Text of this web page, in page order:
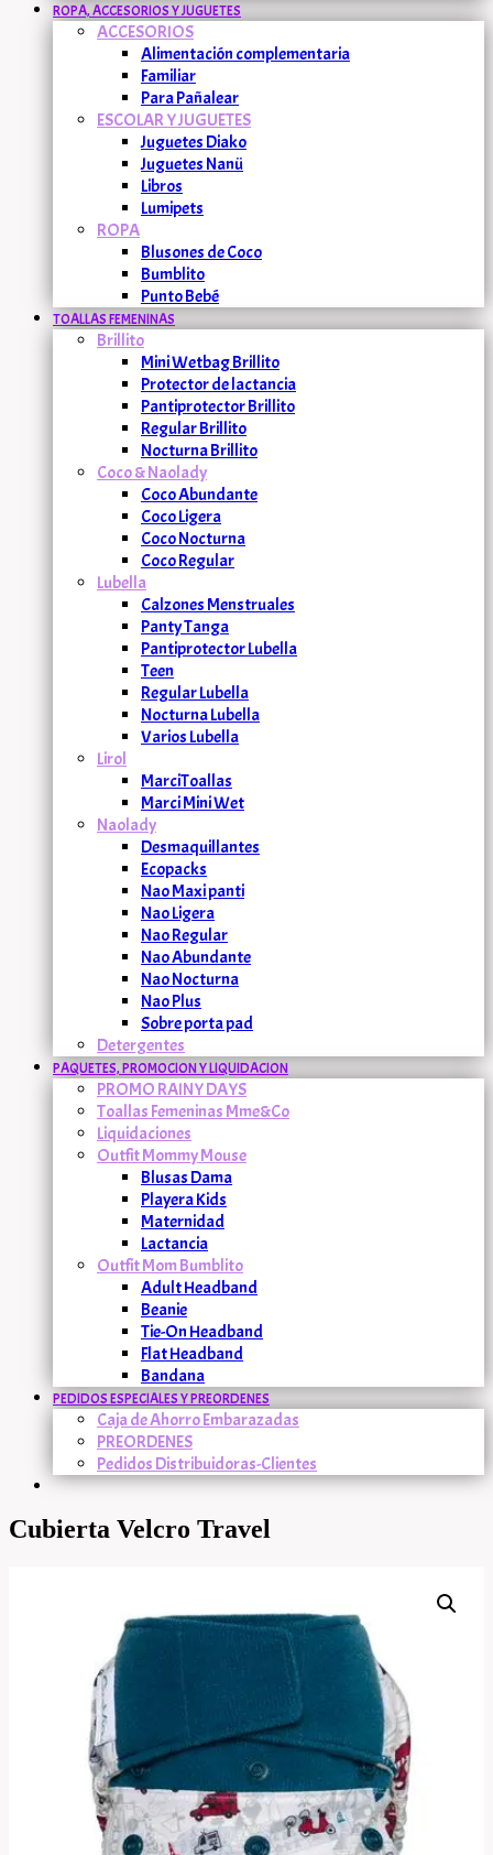
ROPA, ACCESORIOS Y JUGUETES
ACCESORIOS
Alimentación complementaria
Familiar
Para Pañalear
ESCOLAR Y JUGUETES
Juguetes Diako
Juguetes Nanü
Libros
Lumipets
ROPA
Blusones de Coco
Bumblito
Punto Bebé
TOALLAS FEMENINAS
Brillito
Mini Wetbag Brillito
Protector de lactancia
Pantiprotector Brillito
Regular Brillito
Nocturna Brillito
Coco & Naolady
Coco Abundante
Coco Ligera
Coco Nocturna
Coco Regular
Lubella
Calzones Menstruales
Panty Tanga
Pantiprotector Lubella
Teen
Regular Lubella
Nocturna Lubella
Varios Lubella
Lirol
MarciToallas
Marci Mini Wet
Naolady
Desmaquillantes
Ecopacks
Nao Maxi panti
Nao Ligera
Nao Regular
Nao Abundante
Nao Nocturna
Nao Plus
Sobre porta pad
Detergentes
PAQUETES, PROMOCION Y LIQUIDACION
PROMO RAINY DAYS
Toallas Femeninas Mme&Co
Liquidaciones
Outfit Mommy Mouse
Blusas Dama
Playera Kids
Maternidad
Lactancia
Outfit Mom Bumblito
Adult Headband
Beanie
Tie-On Headband
Flat Headband
Bandana
PEDIDOS ESPECIALES Y PREORDENES
Caja de Ahorro Embarazadas
PREORDENES
Pedidos Distribuidoras-Clientes
Cubierta Velcro Travel